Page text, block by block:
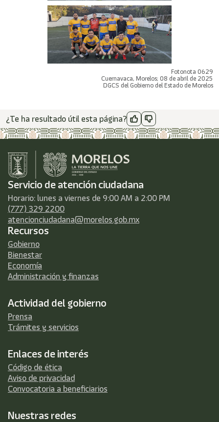
Fotonota 0629
Cuernavaca, Morelos; 08 de abril de 2025
DGCS del Gobierno del Estado de Morelos
¿Te ha resultado útil esta página?
Servicio de atención ciudadana
Horario: lunes a viernes de 9:00 AM a 2:00 PM
(777) 329 2200
atencionciudadana@morelos.gob.mx
Recursos
Gobierno
Bienestar
Economía
Administración y finanzas
Actividad del gobierno
Prensa
Trámites y servicios
Enlaces de interés
Código de ética
Aviso de privacidad
Convocatoria a beneficiarios
Nuestras redes